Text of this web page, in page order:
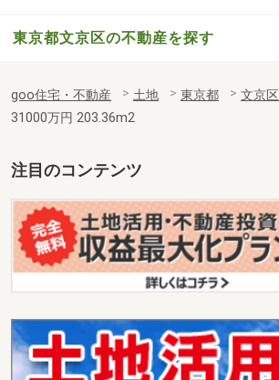
東京都文京区の不動産を探す
goo住宅・不動産 土地 東京都 文京区
31000万円 203.36m2
注目のコンテンツ